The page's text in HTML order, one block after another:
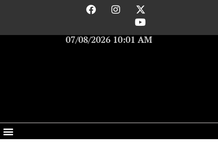
07/08/2026 10:01 AM